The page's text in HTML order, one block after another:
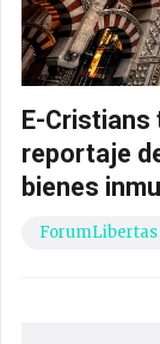
E-Cristians
reportaje
bienes
ForumLibertas